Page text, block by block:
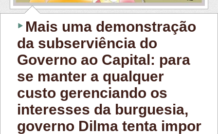
Mais uma demonstração
da subserviência do
Governo ao Capital: para
se manter a qualquer
custo gerenciando os
interesses da burguesia,
governo Dilma tenta impor